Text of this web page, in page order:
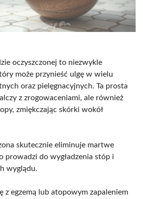
oczyszczonej to niezwykle
może przynieść ulgę w wielu
oraz pielęgnacyjnych. Ta prosta
z zrogowaceniami, ale również
zmiękczając skórki wokół
skutecznie eliminuje martwe
prowadzi do wygładzenia stóp i
wyglądu.
z egzemą lub atopowym zapaleniem